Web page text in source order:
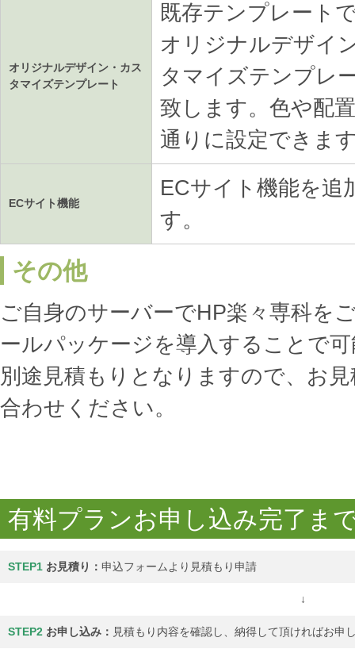
オリジナルデザイン・カス
タマイズテンプレート
既存テンプレート
オリジナルデザイ
タマイズテンプレ
致します。色や配
通りに設定できま
ECサイト機能
ECサイト機能を追
す。
その他
ご自身のサーバーでHP楽々専科を
ールパッケージを導入することで
別途見積もりとなりますので、お
合わせください。
有料プランお申し込み完了ま
STEP1 お見積り： 申込フォームより見積もり申請
↓
STEP2 お申し込み： 見積もり内容を確認し、納得して頂ければお申